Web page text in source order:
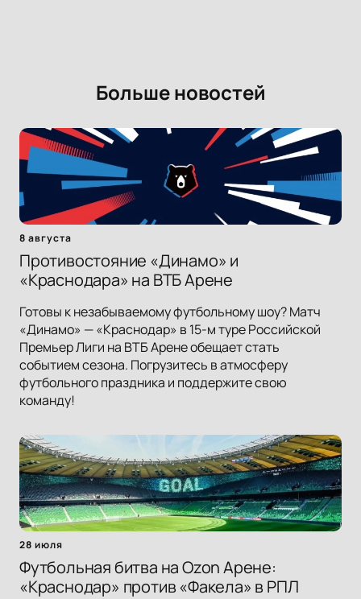
Больше новостей
8 августа
Противостояние «Динамо» и
«Краснодара» на ВТБ Арене
Готовы к незабываемому футбольному шоу? Матч
«Динамо» — «Краснодар» в 15-м туре Российской
Премьер Лиги на ВТБ Арене обещает стать
событием сезона. Погрузитесь в атмосферу
футбольного праздника и поддержите свою
команду!
28 июля
Футбольная битва на Ozon Арене:
«Краснодар» против «Факела» в РПЛ